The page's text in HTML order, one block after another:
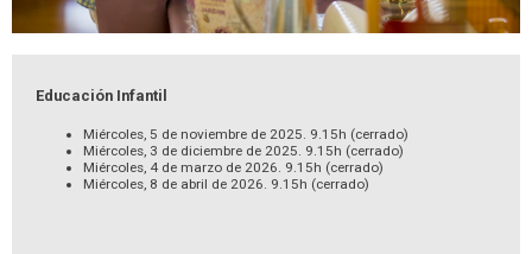
Educación Infantil
Miércoles, 5 de noviembre de 2025. 9.15h (cerrado)
Miércoles, 3 de diciembre de 2025. 9.15h (cerrado)
Miércoles, 4 de marzo de 2026. 9.15h (cerrado)
Miércoles, 8 de abril de 2026. 9.15h (cerrado)